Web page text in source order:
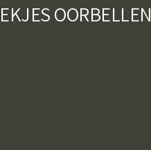
OORBELLEN